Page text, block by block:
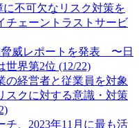
不可欠なリスク対策を
チェーントラストサービ
脅威レポートを発表 〜日
界第2位 (12/22)
の経営者と従業員を対象
スクに対する意識・対策
、2023年11月に最も活